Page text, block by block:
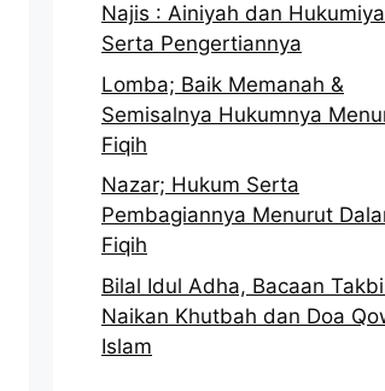
Najis : Ainiyah dan
Serta Pengertiannya
Lomba; Baik Memanah &
Semisalnya Hukumnya
Fiqih
Nazar; Hukum Serta
Pembagiannya Menurut
Fiqih
Bilal Idul Adha, Bacaan
Naikan Khutbah dan Doa
Islam